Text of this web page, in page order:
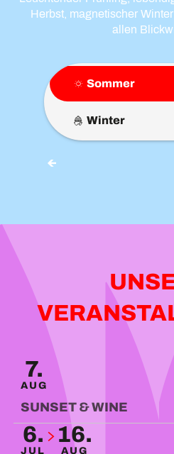
Herbst, magnetischer
allen
Sommer
Winter
7.
AUG
SUNSET & WINE
6.
JUL
16.
AUG